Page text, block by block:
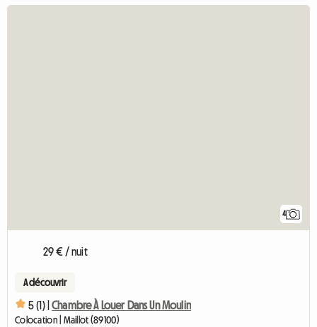
4
29 € / nuit
A découvrir
5 (1) | Chambre À Louer Dans Un Moulin
Colocation | Maillot (89100)